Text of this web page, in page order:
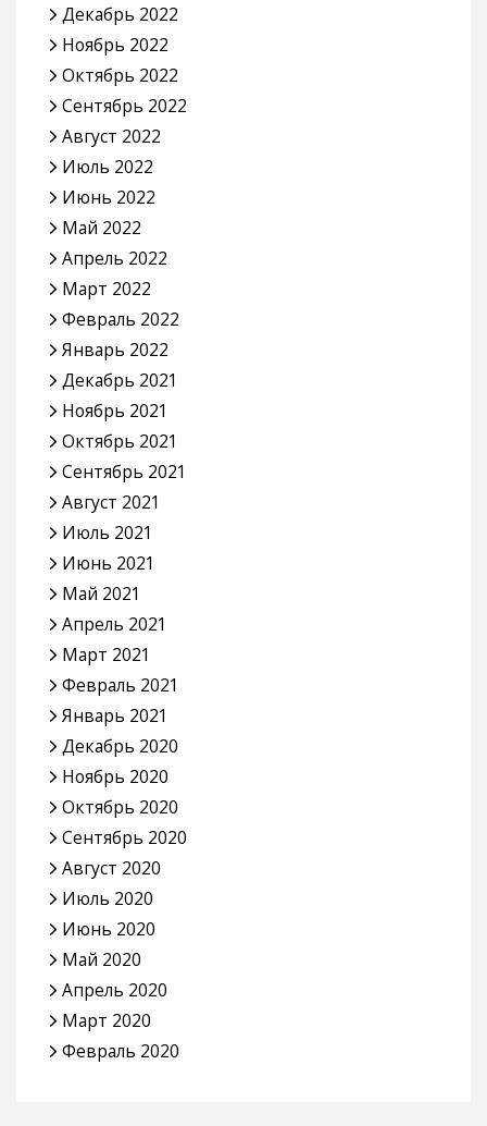
Декабрь 2022
Ноябрь 2022
Октябрь 2022
Сентябрь 2022
Август 2022
Июль 2022
Июнь 2022
Май 2022
Апрель 2022
Март 2022
Февраль 2022
Январь 2022
Декабрь 2021
Ноябрь 2021
Октябрь 2021
Сентябрь 2021
Август 2021
Июль 2021
Июнь 2021
Май 2021
Апрель 2021
Март 2021
Февраль 2021
Январь 2021
Декабрь 2020
Ноябрь 2020
Октябрь 2020
Сентябрь 2020
Август 2020
Июль 2020
Июнь 2020
Май 2020
Апрель 2020
Март 2020
Февраль 2020